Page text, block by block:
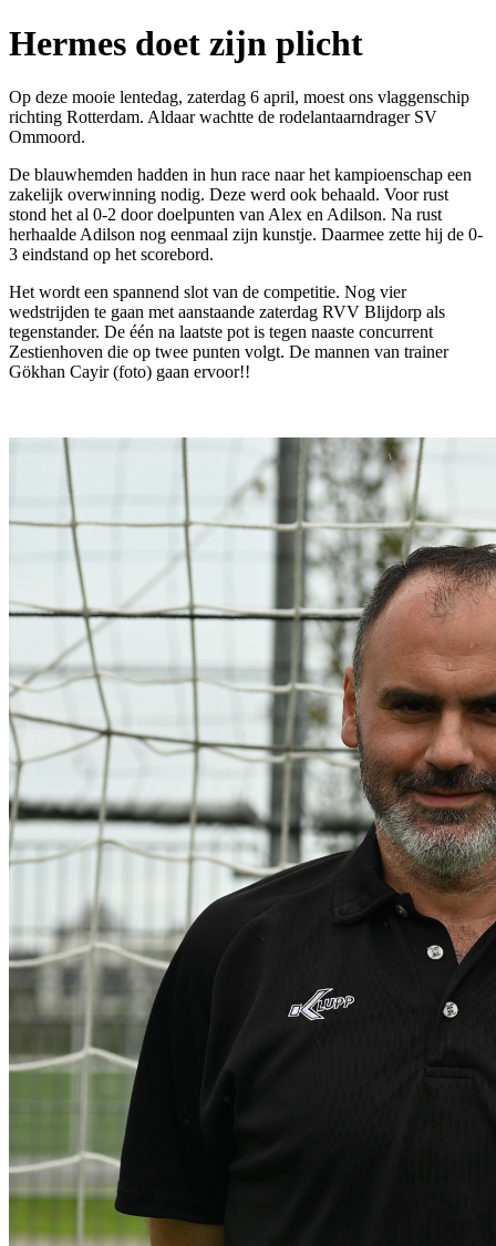
Hermes doet zijn plicht
Op deze mooie lentedag, zaterdag 6 april, moest ons vlaggenschip
richting Rotterdam. Aldaar wachtte de rodelantaarndrager SV
Ommoord.
De blauwhemden hadden in hun race naar het kampioenschap een
zakelijk overwinning nodig. Deze werd ook behaald. Voor rust
stond het al 0-2 door doelpunten van Alex en Adilson. Na rust
herhaalde Adilson nog eenmaal zijn kunstje. Daarmee zette hij de 0-
3 eindstand op het scorebord.
Het wordt een spannend slot van de competitie. Nog vier
wedstrijden te gaan met aanstaande zaterdag RVV Blijdorp als
tegenstander. De één na laatste pot is tegen naaste concurrent
Zestienhoven die op twee punten volgt. De mannen van trainer
Gökhan Cayir (foto) gaan ervoor!!